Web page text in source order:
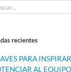
recientes
PARA
AL EQUIPO